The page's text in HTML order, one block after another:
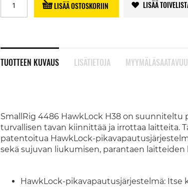
LISÄÄ OSTOSKORIIN LISÄÄ
TUOTTEEN KUVAUS
SmallRig 4486 HawkLock H38 on
turvallisen tavan kiinnittää ja irrottaa laitteita.
patentoitua HawkLock-
sekä sujuvan liukumisen, parantaen
HawkLock-pikavapautusjärjestelmä:
LISÄTIETOJA